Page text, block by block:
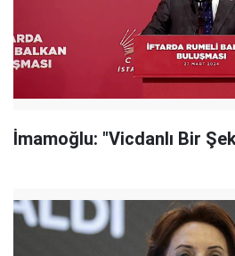
İmamoğlu: "Vicdanlı Bir